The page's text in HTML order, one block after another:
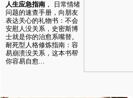
人生应急指南 ， 日常情绪
问题的速查手册，向朋友
表达关心的礼物书：不会
安慰人没关系，史密斯博
士就是你的治愈系嘴替。
耐死型人格修炼指南：容
易崩溃没关系，这本书帮
你容易自愈...